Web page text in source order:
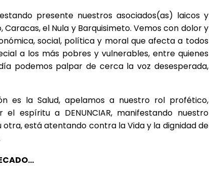
presente nuestros asociados(as) laicos y
el Nula y Barquisimeto. Vemos con dolor y
social, política y moral que afecta a todos
a los más pobres y vulnerables, entre quienes
podemos palpar de cerca la voz desesperada,
es la Salud, apelamos a nuestro rol profético,
espíritu a DENUNCIAR, manifestando nuestro
está atentando contra la Vida y la dignidad de